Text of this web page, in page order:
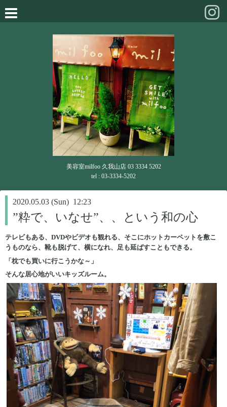
美容室milfoo 久我山店 03 3334 5202
tel : 03-3334-5202
2020.05.03 (Sun) 12:23
”粋で、いなせ”、、という和の心
テレビもある、DVDやビデオも観れる、そこにホットカーペットを敷こ
うものなら、靴も脱げて、横になれ、足も延ばすこともできる。
「枕でも買いに行こうかな～」
そんな居心地がいいキッズルーム。